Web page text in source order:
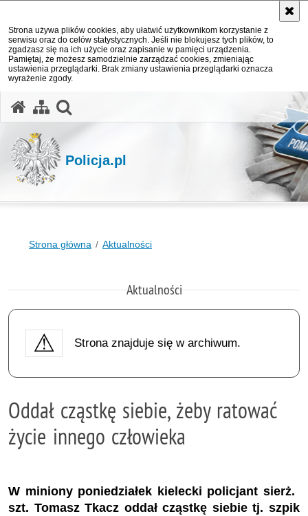
Strona używa plików cookies, aby ułatwić użytkownikom korzystanie z
serwisu oraz do celów statystycznych. Jeśli nie blokujesz tych plików, to
zgadzasz się na ich użycie oraz zapisanie w pamięci urządzenia.
Pamiętaj, że możesz samodzielnie zarządzać cookies, zmieniając
ustawienia przeglądarki. Brak zmiany ustawienia przeglądarki oznacza
wyrażenie zgody.
Policja.pl
Strona główna Aktualności
Aktualności
Strona znajduje się w archiwum.
Oddał cząstkę siebie, żeby ratować
życie innego człowieka
W miniony poniedziałek kielecki policjant sierż.
szt. Tomasz Tkacz oddał cząstkę siebie tj. szpik